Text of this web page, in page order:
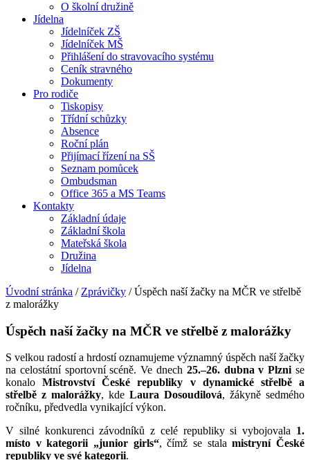
O školní družině
Jídelna
Jídelníček ZŠ
Jídelníček MŠ
Přihlášení do stravovacího systému
Ceník stravného
Dokumenty
Pro rodiče
Tiskopisy
Třídní schůzky
Absence
Roční plán
Přijímací řízení na SŠ
Seznam pomůcek
Ombudsman
Office 365 a MS Teams
Kontakty
Základní údaje
Základní škola
Mateřská škola
Družina
Jídelna
Úvodní stránka / Zprávičky /Úspěch naší žačky na MČR ve střelbě
z malorážky
Úspěch naší žačky na MČR ve střelbě z malorážky
S velkou radostí a hrdostí oznamujeme významný úspěch naší žačky
na celostátní sportovní scéně. Ve dnech 25.–26. dubna v Plznise
konaloMistrovství České republiky v dynamické střelbě a
střelbě z malorážky, kde Laura Dosoudilová, žákyně sedmého
ročníku, předvedla vynikající výkon.
V silné konkurenci závodníků z celé republiky si vybojovala 1.
místo v kategorii „junior girls“, čímž se stalamistryní České
republiky ve své kategorii.